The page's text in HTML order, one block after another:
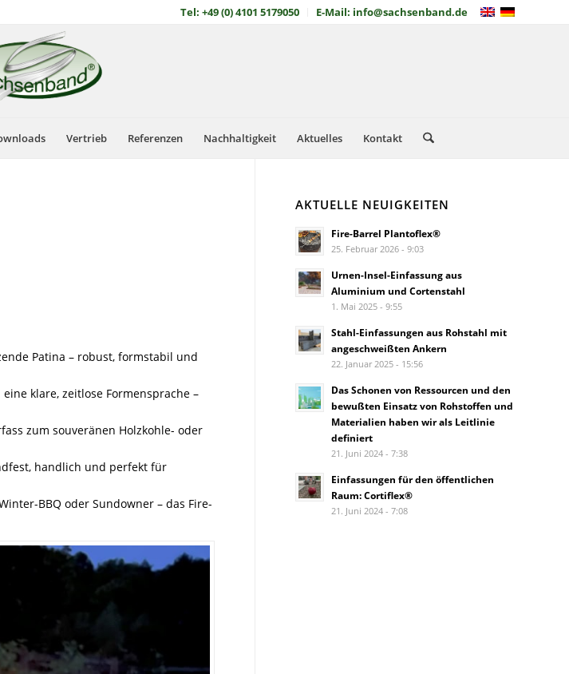
Tel: +49 (0) 4101 5179050 E-Mail: info@sachsenband.de
Vertrieb Referenzen Nachhaltigkeit Aktuelles Kontakt
Patina – robust, formstabil und
klare, zeitlose Formensprache –
zum souveränen Holzkohle- oder
handlich und perfekt für
BBQ oder Sundowner – das Fire-
AKTUELLE NEUIGKEITEN
Fire-Barrel Plantoflex®
25. Februar 2026 - 9:03
Urnen-Insel-Einfassung aus
Aluminium und Cortenstahl
1. Mai 2025 - 9:55
Stahl-Einfassungen aus Rohstahl mit
angeschweißten Ankern
22. Januar 2025 - 15:56
Das Schonen von Ressourcen und den
bewußten Einsatz von Rohstoffen und
Materialien haben wir als Leitlinie
definiert
21. Juni 2024 - 7:38
Einfassungen für den öffentlichen
Raum: Cortiflex®
21. Juni 2024 - 7:08